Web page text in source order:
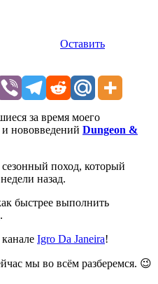
Оставить
за время моего
и нововведений Dungeon &
поход, который
назад.
быстрее выполнить
.
Igro Da Janeira!
мы во всём разберемся. 😉